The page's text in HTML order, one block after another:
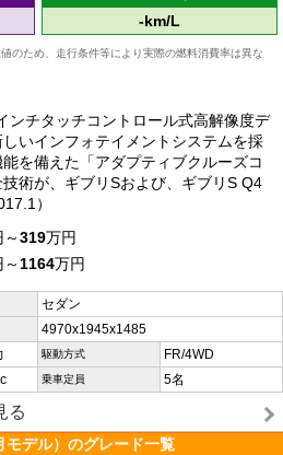
-km/L
のため、走行条件等により実際の燃料消費率は異な
ンチタッチコントロール式高解像度デ
いインフォテイメントシステムを採
を備えた「アダプティブクルーズコ
術が、ギブリSおよび、ギブリS Q4
）
319万円
1164万円
セダン
4970x1945x1485
駆動方式 FR/4WD
乗車定員 5名
る
デル）のグレード一覧